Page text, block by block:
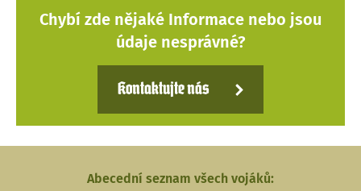
Chybí zde nějaké Informace nebo jsou
údaje nesprávné?
Kontaktujte nás
Abecední seznam všech vojáků: